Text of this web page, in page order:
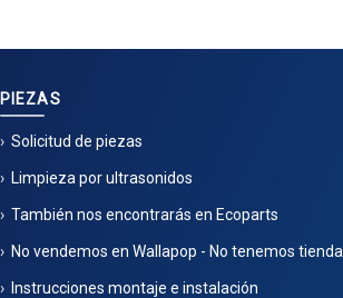
PIEZAS
Solicitud de piezas
Limpieza por ultrasonidos
También nos encontrarás en Ecoparts
No vendemos en Wallapop - No tenemos tienda
Instrucciones montaje e instalación